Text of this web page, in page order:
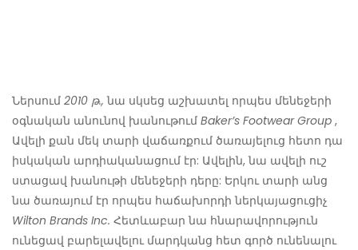
Ներսում 2010 թ., նա սկսեց աշխատել որպես մենեջերի
օգնական անունով խանութում Baker’s Footwear Group ,
Ավելի քան մեկ տարի վաճառքում ծառայելուց հետո դա
իսկական արդիականացում էր: Ավելին, նա ավելի ուշ
ստացավ խանութի մենեջերի դերը: Երկու տարի անց
նա ծառայում էր որպես հաճախորդի ներկայացուցիչ
Wilton Brands Inc. Հետևաբար նա հնարավորություն
ունեցավ բարելավելու մարդկանց հետ գործ ունենալու